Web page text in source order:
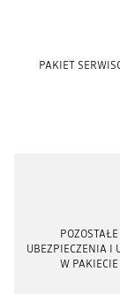
PAKIET
POZOSTAŁE
UBEZPIECZENIA I
W PAKIECIE